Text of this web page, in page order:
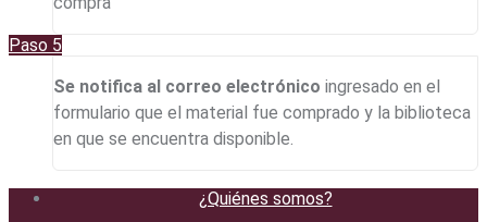
Paso 5
Se notifica al correo electrónico ingresado en el
formulario que el material fue comprado y la biblioteca
en que se encuentra disponible.
¿Quiénes somos?